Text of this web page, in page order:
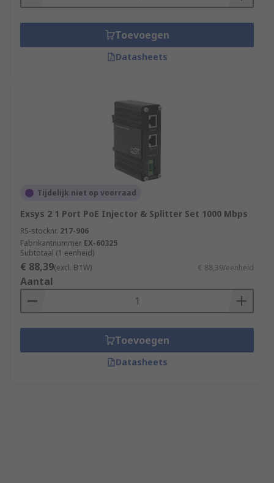
Toevoegen
Datasheets
Tijdelijk niet op voorraad
Exsys 2 1 Port PoE Injector & Splitter Set 1000 Mbps
RS-stocknr. 217-906
Fabrikantnummer EX-60325
Subtotaal (1 eenheid)
€ 88,39(excl. BTW) € 88,39/eenheid
Aantal
Toevoegen
Datasheets